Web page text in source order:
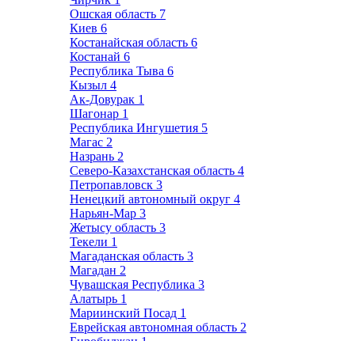
Ошская область 7
Киев 6
Костанайская область 6
Костанай 6
Республика Тыва 6
Кызыл 4
Ак-Довурак 1
Шагонар 1
Республика Ингушетия 5
Магас 2
Назрань 2
Северо-Казахстанская область 4
Петропавловск 3
Ненецкий автономный округ 4
Нарьян-Мар 3
Жетысу область 3
Текели 1
Магаданская область 3
Магадан 2
Чувашская Республика 3
Алатырь 1
Мариинский Посад 1
Еврейская автономная область 2